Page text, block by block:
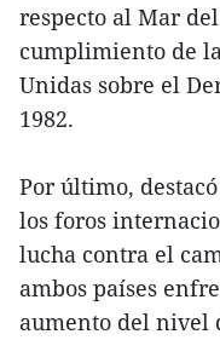
respecto al Mar
cumplimiento de
Unidas sobre el
1982.
Por último,
los foros
lucha contra el
ambos países
aumento del nivel